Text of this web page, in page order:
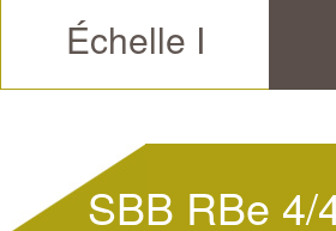
Échelle I
SBB RBe 4/